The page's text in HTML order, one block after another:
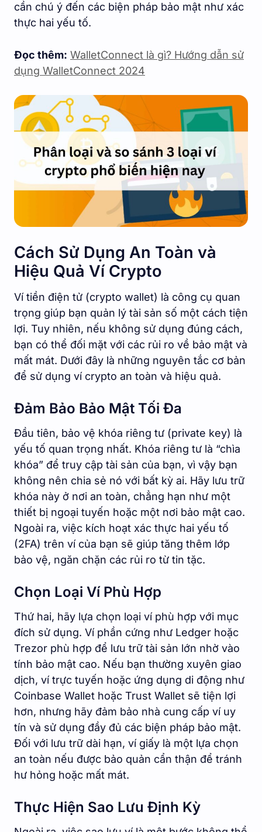
cần chú ý đến các biện pháp bảo mật như xác
thực hai yếu tố.
Đọc thêm: WalletConnect là gì? Hướng dẫn sử
dụng WalletConnect 2024
Cách Sử Dụng An Toàn và
Hiệu Quả Ví Crypto
Ví tiền điện tử (crypto wallet) là công cụ quan
trọng giúp bạn quản lý tài sản số một cách tiện
lợi. Tuy nhiên, nếu không sử dụng đúng cách,
bạn có thể đối mặt với các rủi ro về bảo mật và
mất mát. Dưới đây là những nguyên tắc cơ bản
để sử dụng ví crypto an toàn và hiệu quả.
Đảm Bảo Bảo Mật Tối Đa
Đầu tiên, bảo vệ khóa riêng tư (private key) là
yếu tố quan trọng nhất. Khóa riêng tư là “chìa
khóa” để truy cập tài sản của bạn, vì vậy bạn
không nên chia sẻ nó với bất kỳ ai. Hãy lưu trữ
khóa này ở nơi an toàn, chẳng hạn như một
thiết bị ngoại tuyến hoặc một nơi bảo mật cao.
Ngoài ra, việc kích hoạt xác thực hai yếu tố
(2FA) trên ví của bạn sẽ giúp tăng thêm lớp
bảo vệ, ngăn chặn các rủi ro từ tin tặc.
Chọn Loại Ví Phù Hợp
Thứ hai, hãy lựa chọn loại ví phù hợp với mục
đích sử dụng. Ví phần cứng như Ledger hoặc
Trezor phù hợp để lưu trữ tài sản lớn nhờ vào
tính bảo mật cao. Nếu bạn thường xuyên giao
dịch, ví trực tuyến hoặc ứng dụng di động như
Coinbase Wallet hoặc Trust Wallet sẽ tiện lợi
hơn, nhưng hãy đảm bảo nhà cung cấp ví uy
tín và sử dụng đầy đủ các biện pháp bảo mật.
Đối với lưu trữ dài hạn, ví giấy là một lựa chọn
an toàn nếu được bảo quản cẩn thận để tránh
hư hỏng hoặc mất mát.
Thực Hiện Sao Lưu Định Kỳ